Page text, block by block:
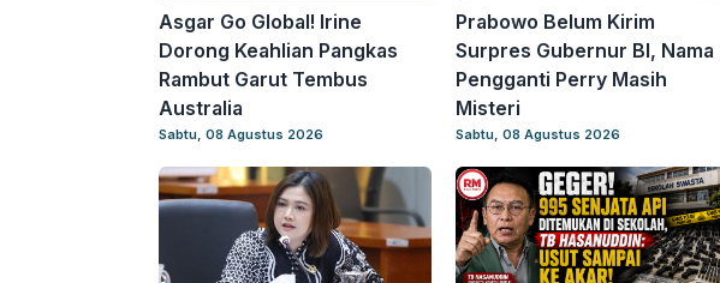
Asgar Go Global! Irine
Dorong Keahlian Pangkas
Rambut Garut Tembus
Australia
Sabtu, 08 Agustus 2026
Prabowo Belum Kirim
Surpres Gubernur BI, Nama
Pengganti Perry Masih
Misteri
Sabtu, 08 Agustus 2026